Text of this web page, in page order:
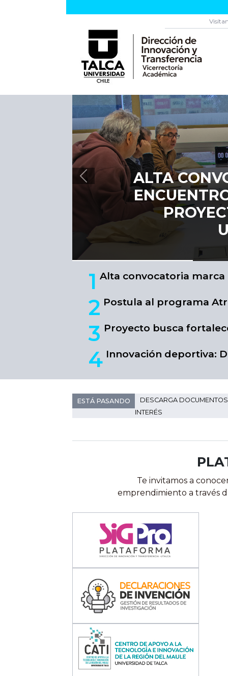
Previous
1 Alta convocatoria
2 Postula al programa
3 Proyecto busca
4 Innovación deportiva:
ESTÁ PASANDO
DESCARGA
INTERÉS
Te invitamos a
emprendimiento a través